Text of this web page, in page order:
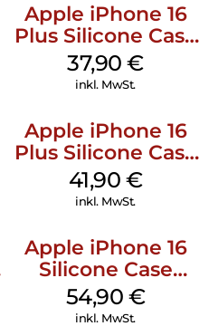
Apple iPhone 16
Plus Silicone Case
MagSafe Lake
Green
37,90€
inkl. MwSt.
Apple iPhone 16
Plus Silicone Case
MagSafe Stone
Gray
41,90 €
inkl. MwSt.
Apple iPhone 16
Silicone Case
MagSafe Black
54,90 €
inkl. MwSt.